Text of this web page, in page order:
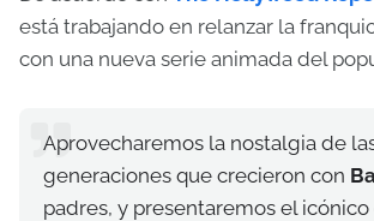
está trabajando en relanzar la
con una nueva serie animada del
Aprovecharemos la nostalgia de
generaciones que crecieron con
padres, y presentaremos el